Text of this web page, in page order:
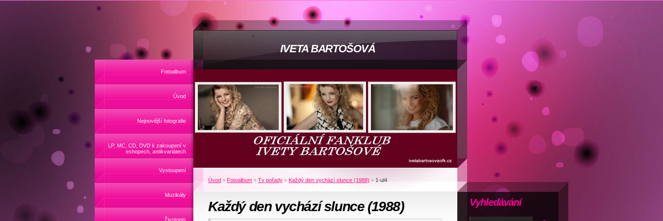
IVETA BARTOŠOVÁ
Fotoalbum
Úvod
Nejnovější fotografie
LP, MC, CD, DVD k zakoupení v
eshopech, antikvariátech
Vystoupení
Muzikály
Životopis
Úvod » Fotoalbum » Tv pořady » Každý den vychází slunce (1988) » 1-ul4
Každý den vychází slunce (1988) Vyhledávání